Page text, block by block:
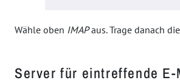
Wähle oben IMAPaus. Trage danach
Server für eintreffende E-